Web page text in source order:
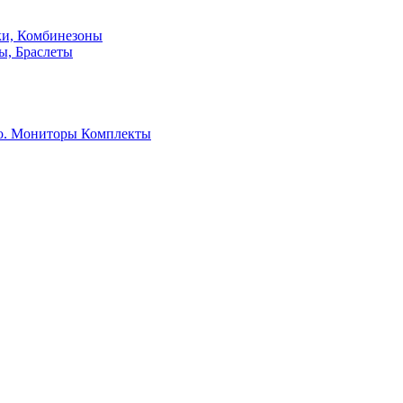
Комбинезоны
Браслеты
Мониторы Комплекты